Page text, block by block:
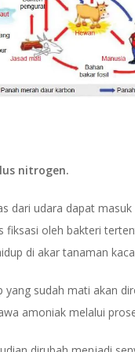
nitrogen.
dari udara dapat masuk
fiksasi oleh bakteri
di akar tanaman
yang sudah mati akan
amoniak melalui